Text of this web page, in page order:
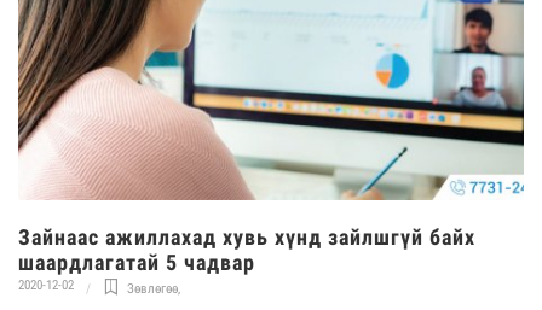
Зайнаас ажиллахад хувь хүнд зайлшгүй байх
шаардлагатай 5 чадвар
2020-12-02 Зөвлөгөө,